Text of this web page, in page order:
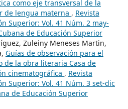
como eje transversal de la
de lengua materna , Revista
Superior: Vol. 41 Núm. 2 may-
de Educación Superior
Zuleiny Meneses Martin,
Guías de observación para el
de la obra literaria Casa de
cinematográfica , Revista
Superior: Vol. 41 Núm. 3 set-dic
de Educación Superior